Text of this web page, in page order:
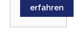
erfahren